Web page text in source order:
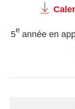
5eannée en